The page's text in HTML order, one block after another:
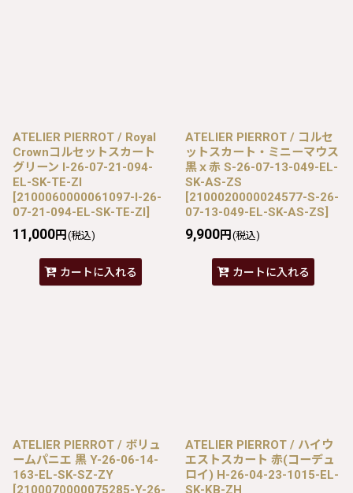
ATELIER PIERROT / Royal
Crownコルセットスカート
グリーン I-26-07-21-094-
EL-SK-TE-ZI
[2100060000061097-I-26-
07-21-094-EL-SK-TE-ZI]
11,000円 (税込)
カートに入れる
ATELIER PIERROT / コルセ
ットスカート・ミニーマウス
黒ｘ赤 S-26-07-13-049-EL-
SK-AS-ZS
[2100020000024577-S-26-
07-13-049-EL-SK-AS-ZS]
9,900円 (税込)
カートに入れる
ATELIER PIERROT / ボリュ
ームパニエ 黒 Y-26-06-14-
163-EL-SK-SZ-ZY
[2100070000075285-Y-26-
ATELIER PIERROT / ハイウ
エストスカート 赤(コーデュ
ロイ) H-26-04-23-1015-EL-
SK-KB-ZH